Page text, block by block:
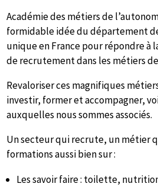
Académie des métiers de
formidable idée du département
unique en France pour répondre à
de recrutement dans les métiers
Revaloriser ces magnifiques
investir, former et accompagner,
auxquelles nous sommes associés.
Un secteur qui recrute, un métier
formations aussi bien sur :
Les savoir faire : toilette,